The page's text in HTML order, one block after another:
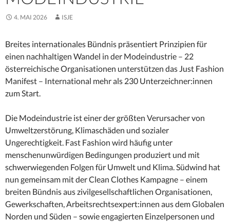
4. MAI 2026 ISJE
Breites internationales Bündnis präsentiert Prinzipien für
einen nachhaltigen Wandel in der Modeindustrie – 22
österreichische Organisationen unterstützen das Just Fashion
Manifest – International mehr als 230 Unterzeichner:innen
zum Start.
Die Modeindustrie ist einer der größten Verursacher von
Umweltzerstörung, Klimaschäden und sozialer
Ungerechtigkeit. Fast Fashion wird häufig unter
menschenunwürdigen Bedingungen produziert und mit
schwerwiegenden Folgen für Umwelt und Klima. Südwind hat
nun gemeinsam mit der Clean Clothes Kampagne – einem
breiten Bündnis aus zivilgesellschaftlichen Organisationen,
Gewerkschaften, Arbeitsrechtsexpert:innen aus dem Globalen
Norden und Süden – sowie engagierten Einzelpersonen und